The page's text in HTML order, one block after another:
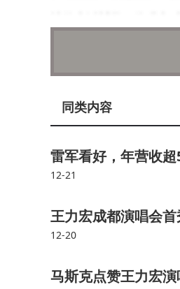
祉的生活哲学，体现出
“我与我周旋久，
长久以来，“好学生
错时，先给自己贴上“失
如向内寻求一份稳定的
育自己”。这些看似微小
真正的“老己哲学”
同类内容
雷军看好，年营收
12-21
王力宏成都演唱会
12-20
马斯克点赞王力宏